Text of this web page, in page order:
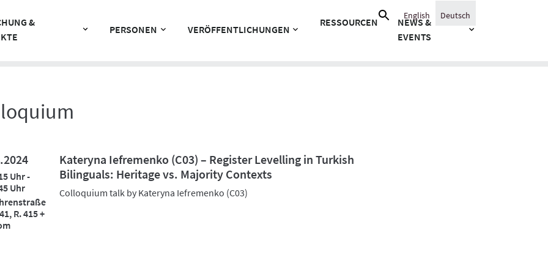
&
PERSONEN VERÖFFENTLICHUNGEN
RESSOURCEN
NEWS &
EVENTS
Suche
nach:
English Deutsch
Uhr -
Uhr
R. 415 +
Kateryna Iefremenko (C03) – Register Levelling in Turkish
Bilinguals: Heritage vs. Majority Contexts
Colloquium talk by Kateryna Iefremenko (C03)